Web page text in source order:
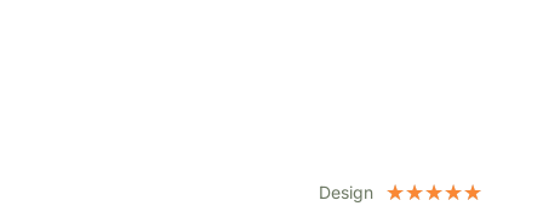
Design ☆☆☆☆☆